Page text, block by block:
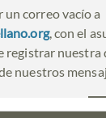
un correo vacío a
, con el
registrar nuestra
nuestros